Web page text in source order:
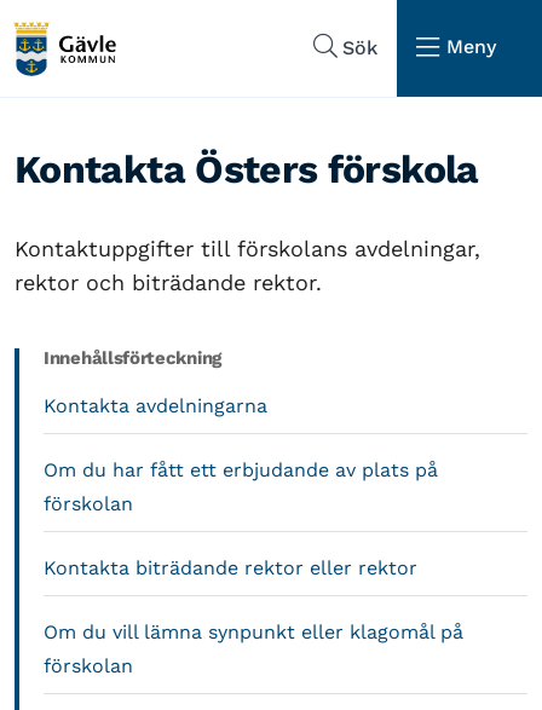
Sök
Meny
Kontakta Östers förskola
Kontaktuppgifter till förskolans avdelningar,
rektor och biträdande rektor.
Innehållsförteckning
Kontakta avdelningarna
Om du har fått ett erbjudande av plats på
förskolan
Kontakta biträdande rektor eller rektor
Om du vill lämna synpunkt eller klagomål på
förskolan